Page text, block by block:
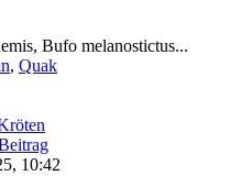
Bufo melanostictus...
, Quak
10:42